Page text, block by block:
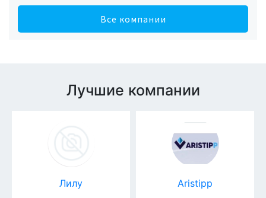
Все компании
Лучшие компании
Лилу Aristipp